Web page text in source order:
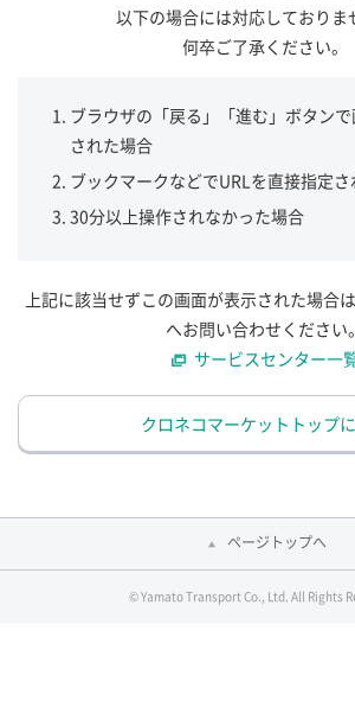
以下の場合には対応しておりま
何卒ご了承ください。
ブラウザの「戻る」「進む」ボタン
された場合
ブックマークなどでURLを直接指定
30分以上操作されなかった場合
上記に該当せずこの画面が表示された場合
へお問い合わせください。
サービスセンター一
クロネコマーケットトップ
ページトップへ
© Yamato Transport Co., Ltd. All Rights